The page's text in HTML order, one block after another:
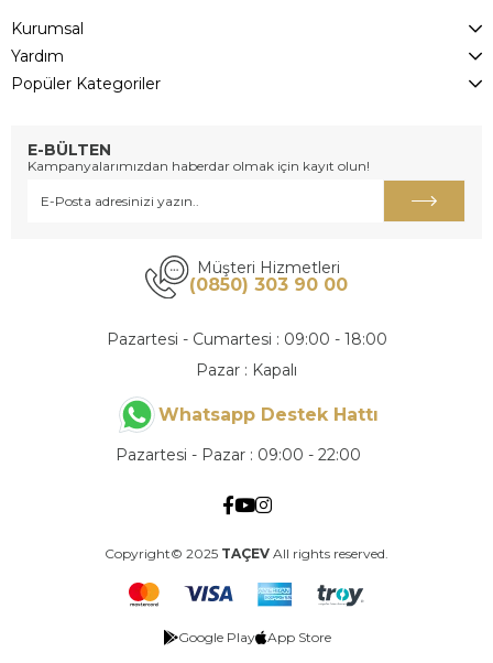
Kurumsal
Yardım
Popüler Kategoriler
E-BÜLTEN
Kampanyalarımızdan haberdar olmak için kayıt olun!
Müşteri Hizmetleri
(0850) 303 90 00
Pazartesi - Cumartesi : 09:00 - 18:00
Pazar : Kapalı
Whatsapp Destek Hattı
Pazartesi - Pazar : 09:00 - 22:00
Copyright© 2025 TAÇEV All rights reserved.
Google Play App Store